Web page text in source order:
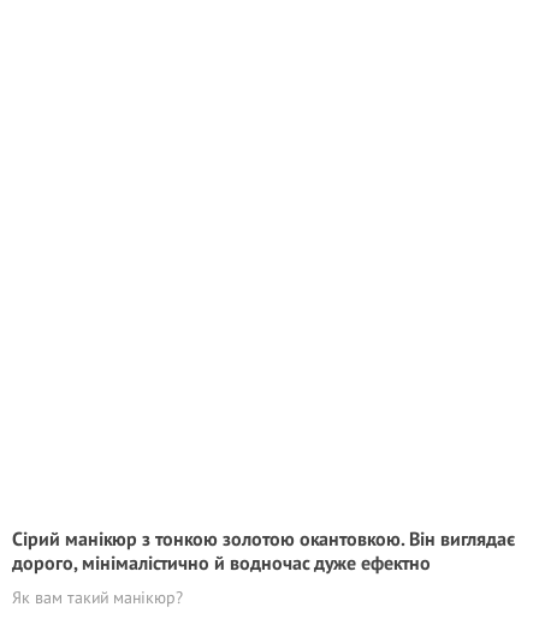
Сірий манікюр з тонкою золотою окантовкою. Він виглядає
дорого, мінімалістично й водночас дуже ефектно
Як вам такий манікюр?